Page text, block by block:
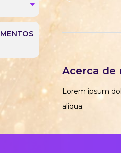
Acerca de
Lorem ipsum
aliqua.